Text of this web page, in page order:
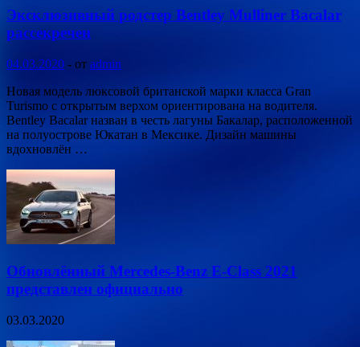
Эксклюзивный родстер Bentley Mulliner Bacalar
рассекречен
04.03.2020 - от admin
Новая модель люксовой британской марки класса Gran
Turismo с открытым верхом ориентирована на водителя.
Bentley Bacalar назван в честь лагуны Бакалар, расположенной
на полуострове Юкатан в Мексике. Дизайн машины
вдохновлён …
Обновлённый Mercedes-Benz E-Class 2021
представлен официально
03.03.2020